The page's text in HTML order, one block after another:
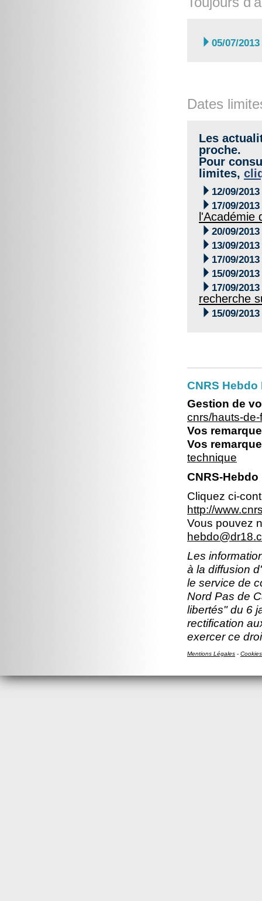
 05/07/2013
Dates
Les
proche.
Pour
limites,
 12/09/2013
 17/09/2013
l'Académie
 20/09/2013
 13/09/2013
 17/09/2013
 15/09/2013
 17/09/2013
recherche
 15/09/2013
CNRS
Gestion de
cnrs/hauts-
Vos
Vos
technique
CNRS-
Cliquez ci-
http://
Vous pouvez
Les
à la diffusion
le service de
Nord Pas de
libertés" du 6
rectification
exercer ce
Mentions Légales - Cookies